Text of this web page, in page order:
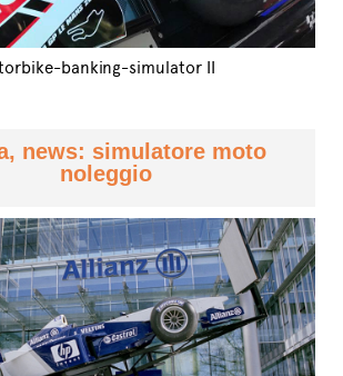
banking-simulator II
news: simulatore moto
noleggio